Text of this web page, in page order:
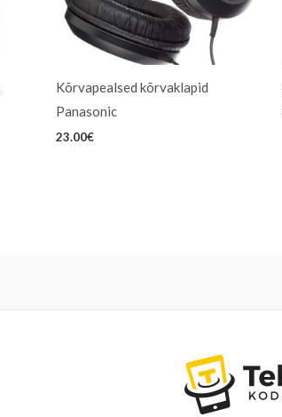
Kõrvapealsed kõrvaklapid
Panasonic
23.00€